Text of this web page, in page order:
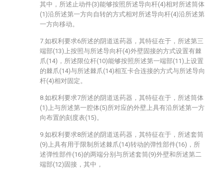
其中，所述止动件(3)能够按照所述导向杆(4)相对所述筒体
(1)沿所述第一方向自转的方式相对所述导向杆(4)沿所述第
一方向移动。
7.如权利要求6所述的阴道送药器，其特征在于，所述第三
端部(13)上按照与所述导向杆(4)外壁固接的方式设置有棘
爪(14)，所述限位杆(10)能够按照所述第一端部(11)上设置
的棘爪(14)与所述棘爪(14)相互卡合连接的方式与所述导向
杆(4)相对固定。
8.如权利要求7所述的阴道送药器，其特征在于，所述筒体
(1)上与所述第一腔体(5)所对应的外壁上具有沿所述第一方
向布置的刻度表(15)。
9.如权利要求8所述的阴道送药器，其特征在于，所述套筒
(9)上具有用于限制所述棘爪(14)转动的弹性部件(16)，所
述弹性部件(16)的两端分别与所述套筒(9)外壁和所述第二
端部(12)固接，其中，